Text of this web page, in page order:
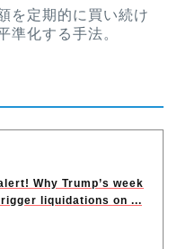
を定期的に買い続け
準化する手法。
Why Trump’s week
liquidations on ...